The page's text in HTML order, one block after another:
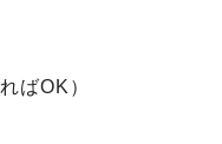
ばOK）